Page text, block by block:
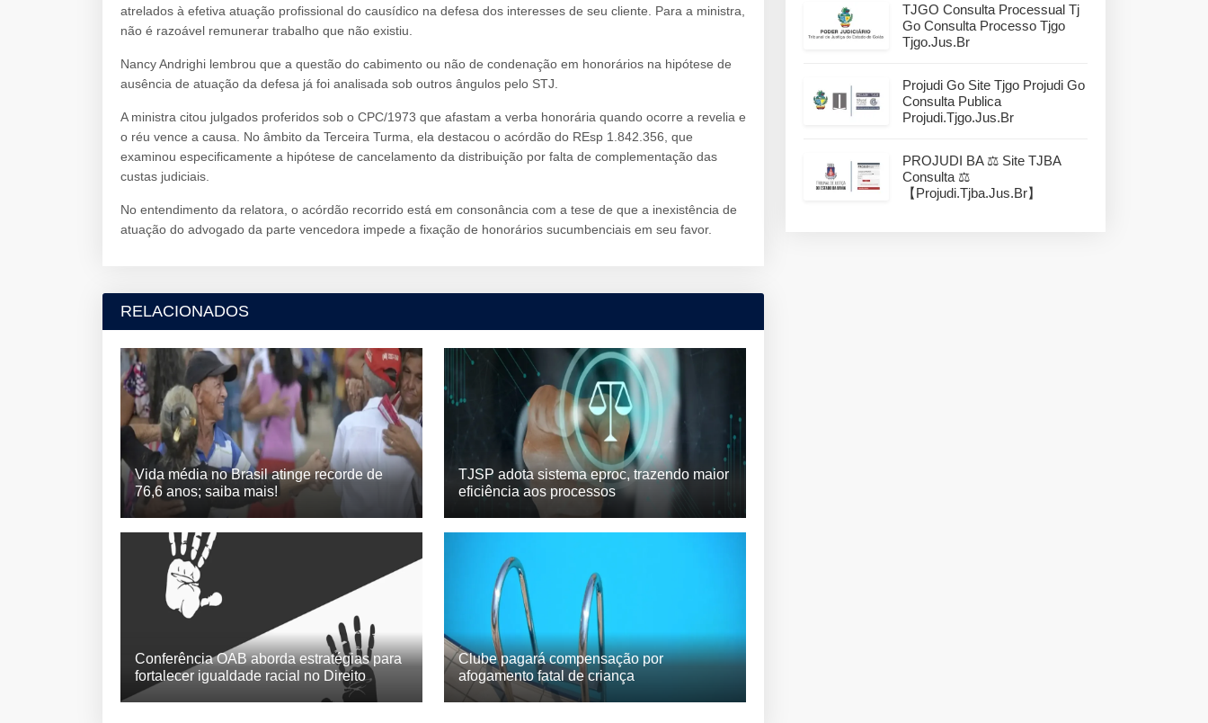
atrelados à efetiva atuação profissional do causídico na defesa dos interesses de seu cliente. Para a ministra,
não é razoável remunerar trabalho que não existiu.
Nancy Andrighi lembrou que a questão do cabimento ou não de condenação em honorários na hipótese de
ausência de atuação da defesa já foi analisada sob outros ângulos pelo STJ.
A ministra citou julgados proferidos sob o CPC/1973 que afastam a verba honorária quando ocorre a revelia e
o réu vence a causa. No âmbito da Terceira Turma, ela destacou o acórdão do REsp 1.842.356, que
examinou especificamente a hipótese de cancelamento da distribuição por falta de complementação das
custas judiciais.
No entendimento da relatora, o acórdão recorrido está em consonância com a tese de que a inexistência de
atuação do advogado da parte vencedora impede a fixação de honorários sucumbenciais em seu favor.
RELACIONADOS
Vida média no Brasil atinge recorde de
76,6 anos; saiba mais!
TJSP adota sistema eproc, trazendo maior
eficiência aos processos
Conferência OAB aborda estratégias para
fortalecer igualdade racial no Direito
Clube pagará compensação por
afogamento fatal de criança
TJGO Consulta Processual Tj
Go Consulta Processo Tjgo
Tjgo.jus.br
Projudi Go Site Tjgo Projudi Go
Consulta Publica
Projudi.tjgo.jus.br
PROJUDI BA ⚖️ Site TJBA
Consulta ⚖️
【projudi.tjba.jus.br】